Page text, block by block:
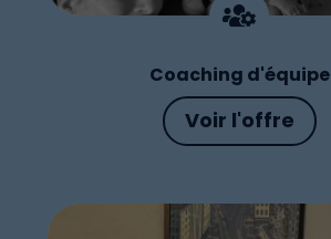

Coaching d'équipe
Voir l'offre